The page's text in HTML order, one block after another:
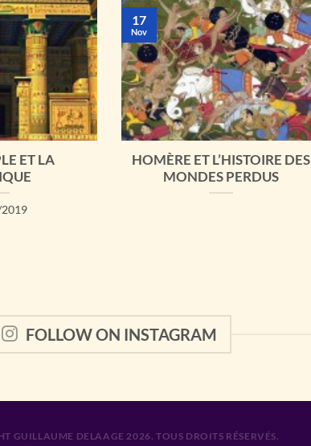
ET LA
HOMÈRE ET L’HISTOIRE DES
MONDES PERDUS
17
Nov
FOLLOW ON INSTAGRAM
GUILLAUME DELAAGE 2026. TOUS DROITS RÉSERVÉS.